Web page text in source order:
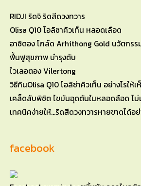
RIDJI ริดจิ ริดสีดวงทวาร
Olisa Q10 โอลิซาคิวเท็น หลอดเลือด
อาซิตอง โกล์ด Arhithong Gold นวัตกร
ฟื้นฟูสุขภาพ บำรุงตับ
ไวเลอตอง Vilertong
วิธีกินOlisa Q10 โอลิซ่าคิวเท็น อย่างไรใ
เคล็ดลับพิชิต ไขมันอุดตันในหลอดลือด ไ
เทคนิคง่ายให้…ริดสีดวงทวารหายขาดได้อย่
facebook